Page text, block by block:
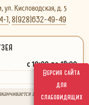
Версия сайта
для
слабовидящих
ул. Кисловодская, д. 5
1,8(928)632-49-49
с 10:00 до 18:00
выходной
за 30 минут до